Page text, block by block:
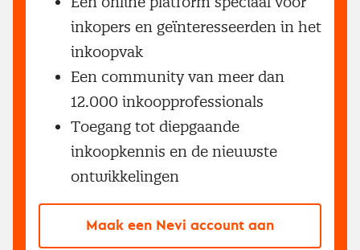
inkopers en geïnteresseerden in het
inkoopvak
Een community van meer dan
12.000 inkoopprofessionals
Toegang tot diepgaande
inkoopkennis en de nieuwste
ontwikkelingen
Maak een Nevi account aan